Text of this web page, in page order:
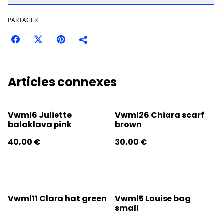
PARTAGER
Articles connexes
Vwml6 Juliette
balaklava pink
40,00 €
Vwml26 Chiara scarf
brown
30,00 €
Vwml11 Clara hat green
Vwml5 Louise bag
small